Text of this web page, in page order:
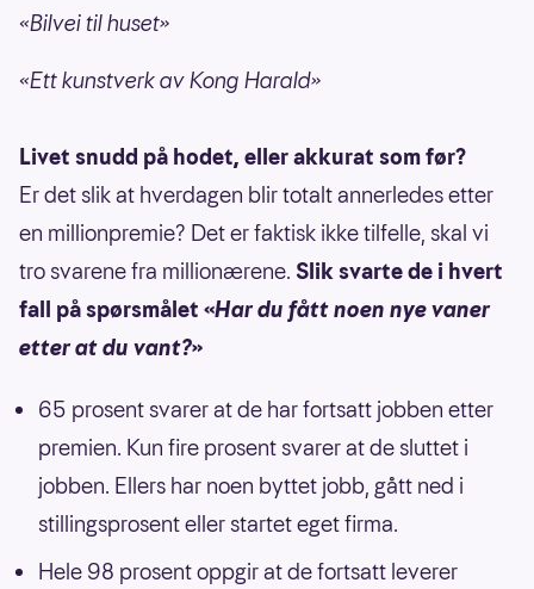
«Bilvei til huset»
«Ett kunstverk av Kong Harald»
Livet snudd på hodet, eller akkurat som før?
Er det slik at hverdagen blir totalt annerledes etter
en millionpremie? Det er faktisk ikke tilfelle, skal vi
tro svarene fra millionærene. Slik svarte de i hvert
fall på spørsmålet «Har du fått noen nye vaner
etter at du vant?»
65 prosent svarer at de har fortsatt jobben etter
premien. Kun fire prosent svarer at de sluttet i
jobben. Ellers har noen byttet jobb, gått ned i
stillingsprosent eller startet eget firma.
Hele 98 prosent oppgir at de fortsatt leverer